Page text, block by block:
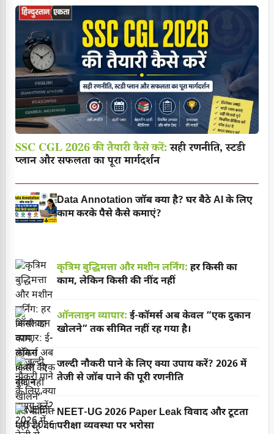
SSC CGL 2026 की तैयारी कैसे करें:सही रणनीति, स्टडी
प्लान और सफलता का पूरा मार्गदर्शन
Data Annotation जॉब क्या है? घर बैठे AI के लिए
काम करके पैसे कैसे कमाएं?
कृत्रिम बुद्धिमत्ता और मशीन लर्निंग: हर किसी का
काम, लेकिन किसी की नींद नहीं
ऑनलाइन व्यापार: ई-कॉमर्स अब केवल “एक दुकान
खोलने” तक सीमित नहीं रह गया है।
जल्दी नौकरी पाने के लिए क्या उपाय करें? 2026 में
तेजी से जॉब पाने की पूरी रणनीति
NEET-UG 2026 Paper Leak विवाद और टूटता
परीक्षा व्यवस्था पर भरोसा